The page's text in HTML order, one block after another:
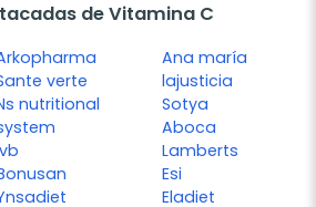
de Vitamina C
verte
nutritional
Ana maría
lajusticia
Sotya
Aboca
Lamberts
Esi
Eladiet